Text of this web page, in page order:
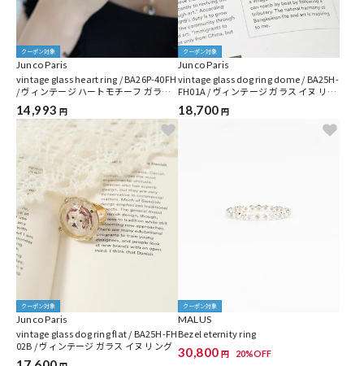
クーポン対象
Junco Paris
vintage glass heart ring / BA26P-40FH
/ ヴィンテージ ハートモチーフ ガラス
リング
14,993 円
クーポン対象
Junco Paris
vintage glass dog ring dome / BA25H-
FH01A / ヴィンテージ ガラス イヌ リン
グ
18,700 円
クーポン対象
Junco Paris
vintage glass dog ring flat / BA25H-FH
02B / ヴィンテージ ガラス イヌ リング
クーポン対象
MALUS
Bezel eternity ring
30,800 円 20%OFF